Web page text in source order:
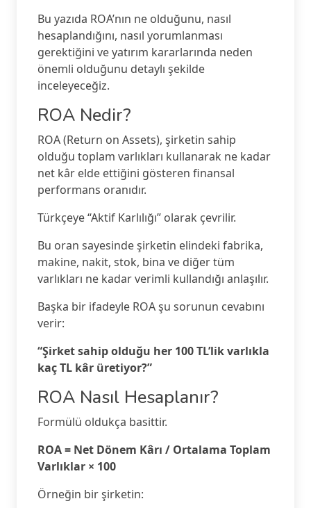
Bu yazıda ROA’nın ne olduğunu, nasıl
hesaplandığını, nasıl yorumlanması
gerektiğini ve yatırım kararlarında neden
önemli olduğunu detaylı şekilde
inceleyeceğiz.
ROA Nedir?
ROA (Return on Assets), şirketin sahip
olduğu toplam varlıkları kullanarak ne kadar
net kâr elde ettiğini gösteren finansal
performans oranıdır.
Türkçeye “Aktif Karlılığı” olarak çevrilir.
Bu oran sayesinde şirketin elindeki fabrika,
makine, nakit, stok, bina ve diğer tüm
varlıkları ne kadar verimli kullandığı anlaşılır.
Başka bir ifadeyle ROA şu sorunun cevabını
verir:
“Şirket sahip olduğu her 100 TL’lik varlıkla
kaç TL kâr üretiyor?”
ROA Nasıl Hesaplanır?
Formülü oldukça basittir.
ROA = Net Dönem Kârı / Ortalama Toplam
Varlıklar × 100
Örneğin bir şirketin: